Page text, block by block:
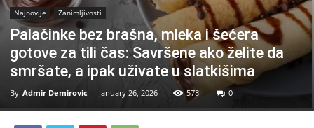
Najnovije Zanimljivosti
Palačinke bez brašna, mleka i šećera
gotove za tili čas: Savršene ako želite da
smršate, a ipak uživate u slatkišima
By Admir Demirovic - January 26, 2026 578 0